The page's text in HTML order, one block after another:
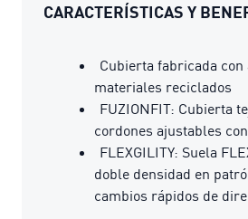
CARACTERÍSTICAS Y
Cubierta fabricada con
materiales reciclados
FUZIONFIT: Cubierta
cordones ajustables
FLEXGILITY: Suela
doble densidad en
cambios rápidos de